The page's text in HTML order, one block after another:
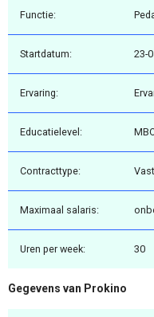
Functie:
Startdatum: 23-
Ervaring:
Educatielevel:
Contracttype: Vast
Maximaal salaris:
Uren per week: 30
Gegevens van Prokino